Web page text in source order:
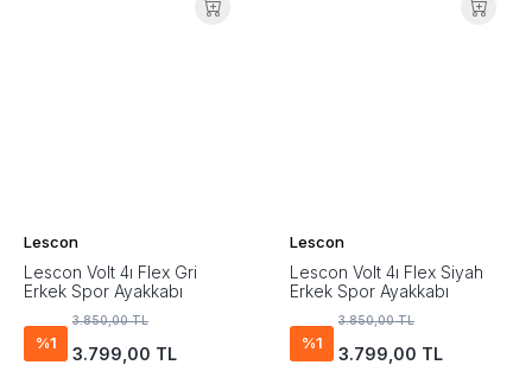
Lescon
Lescon Volt 4ı Flex Gri
Erkek Spor Ayakkabı
%1
3.850,00 TL
3.799,00 TL
Lescon
Lescon Volt 4ı Flex Siyah
Erkek Spor Ayakkabı
%1
3.850,00 TL
3.799,00 TL